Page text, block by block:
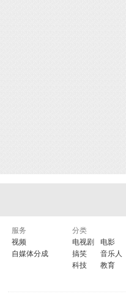
服务
视频
自媒体分成
分类
电视剧
电影
搞笑
音乐人
科技
教育